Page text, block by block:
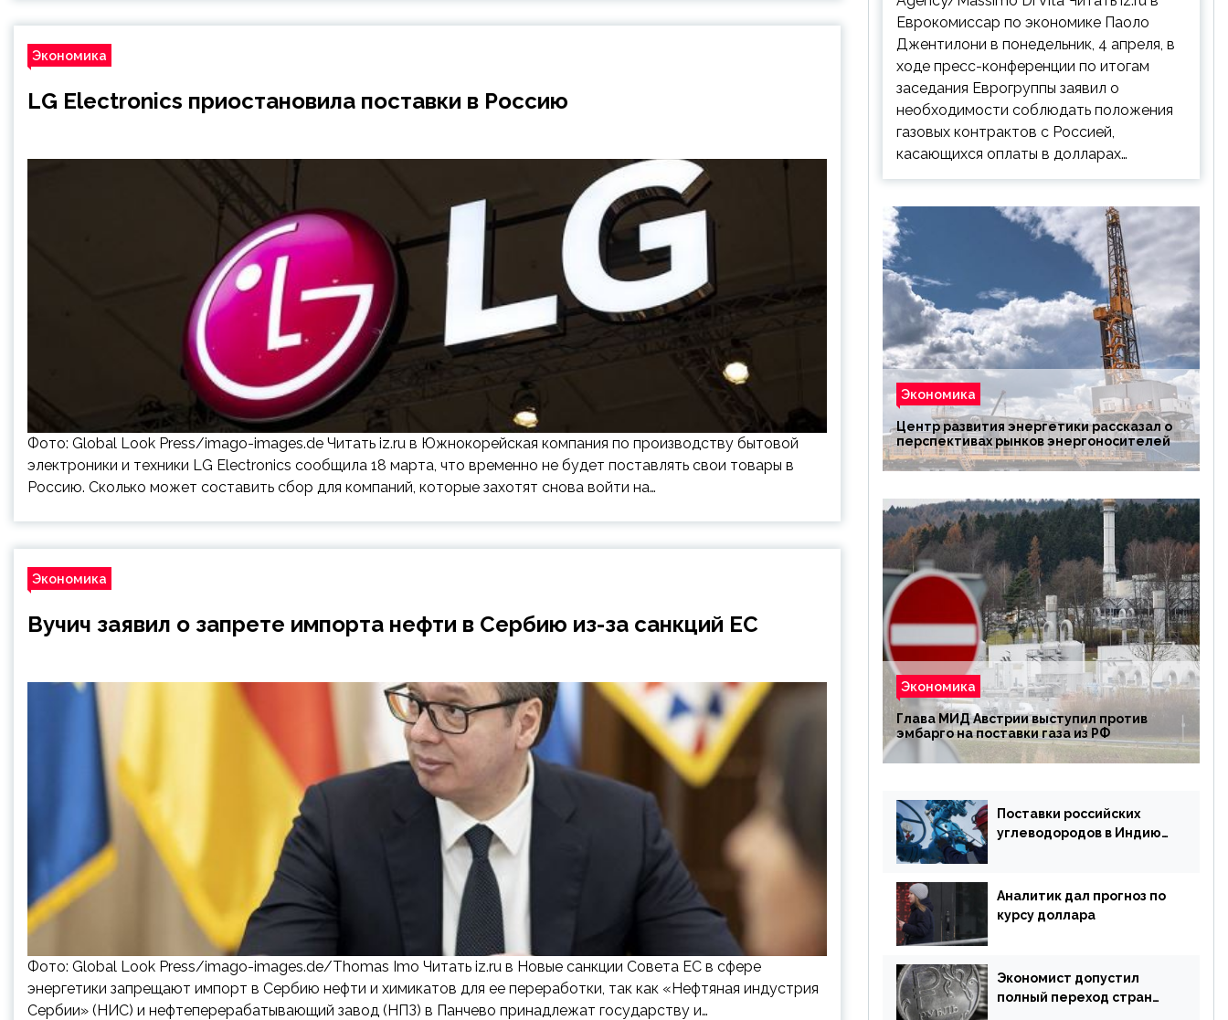
Экономика
LG Electronics приостановила поставки в Россию
Фото: Global Look Press/imago-images.de Читать iz.ru в Южнокорейская компания по производству бытовой
электроники и техники LG Electronics сообщила 18 марта, что временно не будет поставлять свои товары в
Россию. Сколько может составить сбор для компаний, которые захотят снова войти на…
Экономика
Вучич заявил о запрете импорта нефти в Сербию из-за санкций ЕС
Фото: Global Look Press/imago-images.de/Thomas Imo Читать iz.ru в Новые санкции Совета ЕС в сфере
энергетики запрещают импорт в Сербию нефти и химикатов для ее переработки, так как «Нефтяная индустрия
Сербии» (НИС) и нефтеперерабатывающий завод (НПЗ) в Панчево принадлежат государству и…
Еврокомиссар по экономике Паоло
Джентилони в понедельник, 4 апреля, в
ходе пресс-конференции по итогам
заседания Еврогруппы заявил о
необходимости соблюдать положения
газовых контрактов с Россией,
касающихся оплаты в долларах…
Экономика
Центр развития энергетики рассказал о
перспективах рынков энергоносителей
Экономика
Глава МИД Австрии выступил против
эмбарго на поставки газа из РФ
Поставки российских
углеводородов в Индию
Аналитик дал прогноз по
курсу доллара
Экономист допустил
полный переход стран